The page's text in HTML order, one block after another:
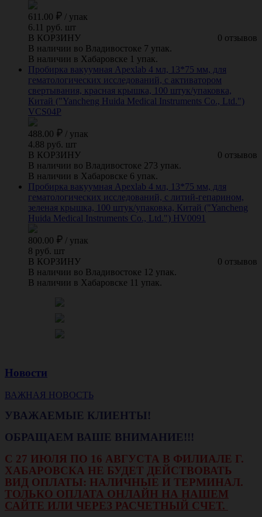
611.00 / упак
6.11 руб. шт
0 отзывов
В КОРЗИНУ
В наличии во Владивостоке 7 упак.
В наличии в Хабаровске 1 упак.
Пробирка вакуумная Apexlab 4 мл, 13*75 мм, для
гематологических исследований, с активатором
свертывания, красная крышка, 100 штук/упаковка,
Китай ("Yancheng Huida Medical Instruments Co., Ltd.")
VCS04P
488.00 / упак
4.88 руб. шт
0 отзывов
В КОРЗИНУ
В наличии во Владивостоке 273 упак.
В наличии в Хабаровске 6 упак.
Пробирка вакуумная Apexlab 4 мл, 13*75 мм, для
гематологических исследований, с литий-гепарином,
зеленая крышка, 100 штук/упаковка, Китай ("Yancheng
Huida Medical Instruments Co., Ltd.") HV0091
800.00 / упак
8 руб. шт
0 отзывов
В КОРЗИНУ
В наличии во Владивостоке 12 упак.
В наличии в Хабаровске 11 упак.
Новости
ВАЖНАЯ НОВОСТЬ
УВАЖАЕМЫЕ КЛИЕНТЫ!
ОБРАЩАЕМ ВАШЕ ВНИМАНИЕ!!!
С 27 ИЮЛЯ ПО 16 АВГУСТА В ФИЛИАЛЕ Г.
ХАБАРОВСКА НЕ БУДЕТ ДЕЙСТВОВАТЬ
ВИД ОПЛАТЫ: НАЛИЧНЫЕ И ТЕРМИНАЛ.
ТОЛЬКО ОПЛАТА ОНЛАЙН НА НАШЕМ
САЙТЕ ИЛИ ЧЕРЕЗ РАСЧЕТНЫЙ СЧЕТ.